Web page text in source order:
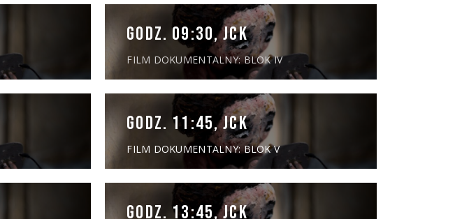
GODZ. 09:30, JCK
FILM DOKUMENTALNY: BLOK IV
GODZ. 11:45, JCK
FILM DOKUMENTALNY: BLOK V
GODZ. 13:45, JCK